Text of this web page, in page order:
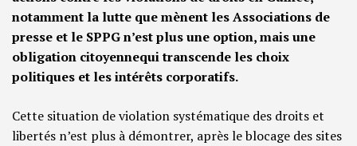
notamment la lutte que mènent les Associations de
presse et le SPPG n’est plus une option, mais une
obligation citoyennequi transcende les choix
politiques et les intérêts corporatifs.
Cette situation de violation systématique des droits et
libertés n’est plus à démontrer, après le blocage des sites